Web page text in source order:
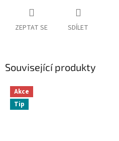
ZEPTAT SE SDÍLET
Související produkty
Akce
Tip